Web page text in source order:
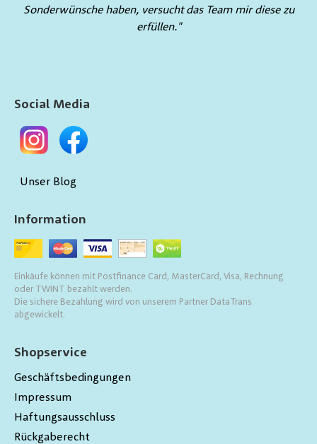
Sonderwünsche haben, versucht das Team mir diese zu
erfüllen."
Shopservice
Geschäftsbedingungen
Impressum
Haftungsausschluss
Rückgaberecht
Information
Einkäufe können mit Postfinance Card, MasterCard, Visa, Rechnung
oder TWINT bezahlt werden.
Die sichere Bezahlung wird von unserem Partner DataTrans
abgewickelt.
Social Media
Unser Blog